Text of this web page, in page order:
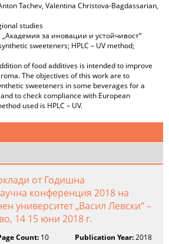
Tachev, Valentina Christova-Bagdassarian,
studies
за иновации и устойчивост“
sweeteners; HPLC – UV method;
of food additives is intended to improve
The objectives of this work are to
sweeteners in some beverages for a
to check compliance with European
used is HPLC – UV.
от Годишна
конференция 2018 на
университет „Васил Левски“ –
14 15 юни 2018 г.
Count: 10 Publication Year:2018